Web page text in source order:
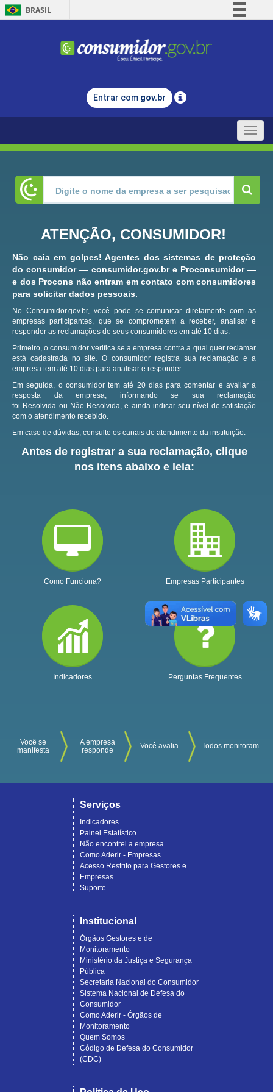
BRASIL
Comunica BR
Legislação
Entrar com gov.br
Toggle
ATENÇÃO, CONSUMIDOR!
Não caia em golpes! Agentes dos sistemas de proteção
do consumidor — consumidor.gov.br e Proconsumidor —
e dos Procons não entram em contato com consumidores
para solicitar dados pessoais.
No Consumidor.gov.br, você pode se comunicar diretamente com as
empresas participantes, que se comprometem a receber, analisar e
responder as reclamações de seus consumidores em até 10 dias.
Primeiro, o consumidor verifica se a empresa contra a qual quer reclamar
está cadastrada no site.O consumidor registra sua reclamação e a
empresa tem até 10 dias para analisar e responder.
Em seguida, o consumidor tem até 20 dias para comentar e avaliar a
resposta da empresa, informando se sua reclamação
foi Resolvida ou Não Resolvida, e ainda indicar seu nível de satisfação
com o atendimento recebido.
Em caso de dúvidas, consulte os canais de atendimento da instituição.
Antes de registrar a sua reclamação, clique
nos itens abaixo e leia:
Como Funciona? Empresas Participantes
Indicadores Perguntas Frequentes
Você se
manifesta
A empresa
responde
Você avalia Todos monitoram
Serviços
Indicadores
Painel Estatístico
Não encontrei a empresa
Como Aderir - Empresas
Acesso Restrito para Gestores e
Empresas
Suporte
Institucional
Órgãos Gestores e de
Monitoramento
Ministério da Justiça e Segurança
Pública
Secretaria Nacional do Consumidor
Sistema Nacional de Defesa do
Consumidor
Como Aderir - Órgãos de
Monitoramento
Quem Somos
Código de Defesa do Consumidor
(CDC)